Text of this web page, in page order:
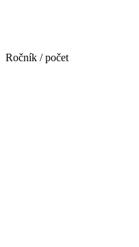
Ročník / počet